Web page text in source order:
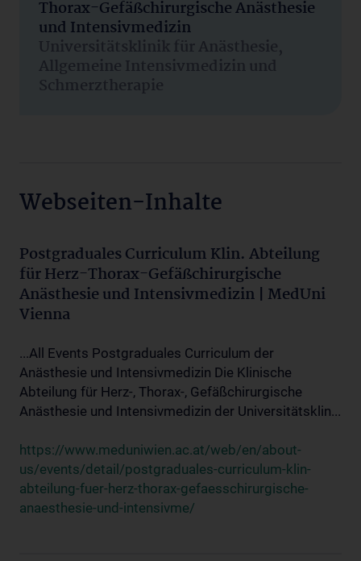
Thorax-Gefäßchirurgische Anästhesie
und Intensivmedizin
Universitätsklinik für Anästhesie,
Allgemeine Intensivmedizin und
Schmerztherapie
Webseiten-Inhalte
Postgraduales Curriculum Klin. Abteilung
für Herz-Thorax-Gefäßchirurgische
Anästhesie und Intensivmedizin | MedUni
Vienna
...All Events Postgraduales Curriculum der
Anästhesie und Intensivmedizin Die Klinische
Abteilung für Herz-, Thorax-, Gefäßchirurgische
Anästhesie und Intensivmedizin der Universitätsklin...
https://www.meduniwien.ac.at/web/en/about-
us/events/detail/postgraduales-curriculum-klin-
abteilung-fuer-herz-thorax-gefaesschirurgische-
anaesthesie-und-intensivme/